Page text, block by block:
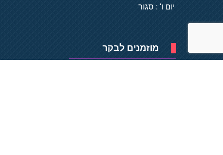
יום ו' : סגור
מוזמנים לבקר